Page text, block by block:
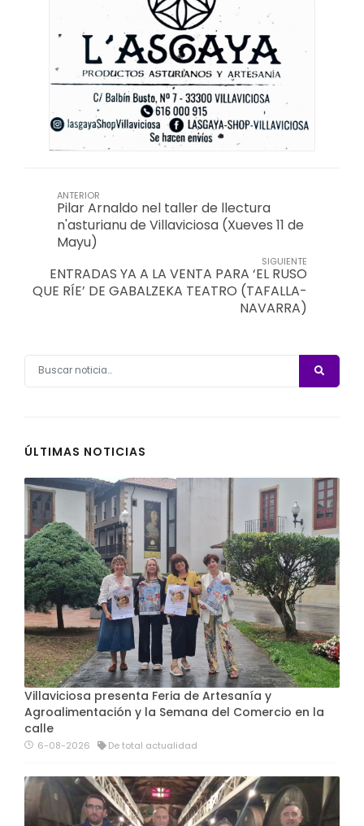
ANTERIOR
Pilar Arnaldo nel taller de llectura
n'asturianu de Villaviciosa (Xueves 11 de
Mayu)
SIGUIENTE
ENTRADAS YA A LA VENTA PARA ‘EL RUSO
QUE RÍE’ DE GABALZEKA TEATRO (TAFALLA-
NAVARRA)
ÚLTIMAS NOTICIAS
Villaviciosa presenta Feria de Artesanía y
Agroalimentación y la Semana del Comercio en la
calle
6-08-2026 De total actualidad